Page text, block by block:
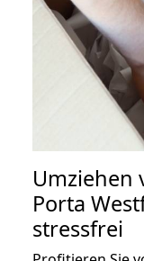
Umziehen
Porta
stressfrei